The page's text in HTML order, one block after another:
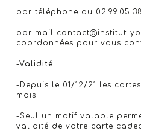
par téléphone au
par mail contact@institut-
coordonnées pour vous
-Validité
-Depuis le 01/12/21 les
mois.
-Seul un motif valable
validité de votre carte